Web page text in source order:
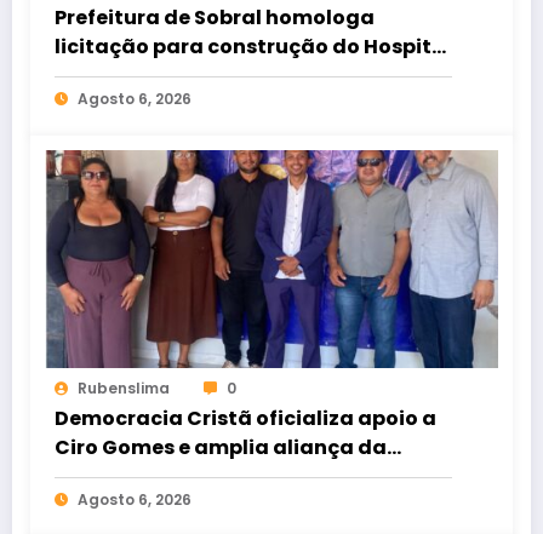
Prefeitura de Sobral homologa
licitação para construção do Hospital
de Taperuaba
Agosto 6, 2026
Rubenslima 0
Democracia Cristã oficializa apoio a
Ciro Gomes e amplia aliança da
oposição no Ceará
Agosto 6, 2026